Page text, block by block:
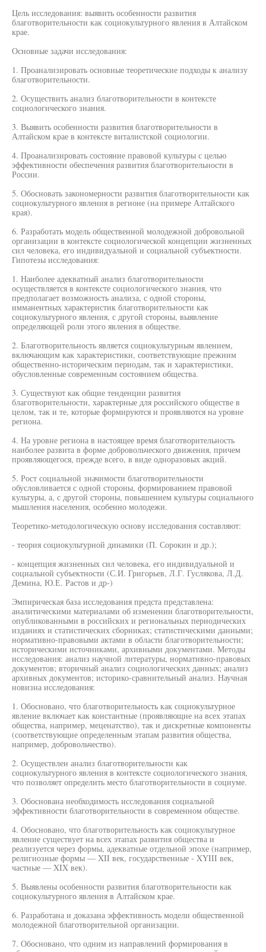
Цель исследования: выявить особенности развития
благотворительности как социокультурного явления в Алтайском
крае.
Основные задачи исследования:
1. Проанализировать основные теоретические подходы к анализу
благотворительности.
2. Осуществить анализ благотворительности в контексте
социологического знания.
3. Выявить особенности развития благотворительности в
Алтайском крае в контексте виталистской социологии.
4. Проанализировать состояние правовой культуры с целью
эффективности обеспечения развития благотворительности в
России.
5. Обосновать закономерности развития благотворительности как
социокультурного явления в регионе (на примере Алтайского
края).
6. Разработать модель общественной молодежной добровольной
организации в контексте социологической концепции жизненных
сил человека, его индивидуальной и социальной субъектности.
Гипотезы исследования:
1. Наиболее адекватный анализ благотворительности
осуществляется в контексте социологического знания, что
предполагает возможность анализа, с одной стороны,
имманентных характеристик благотворительности как
социокультурного явления, с другой стороны, выявление
определяющей роли этого явления в обществе.
2. Благотворительность является социокультурным явлением,
включающим как характеристики, соответствующие прежним
общественно-историческим периодам, так и характеристики,
обусловленные современным состоянием общества.
3. Существуют как общие тенденции развития
благотворительности, характерные для российского обществе в
целом, так и те, которые формируются и проявляются на уровне
региона.
4. На уровне региона в настоящее время благотворительность
наиболее развита в форме добровольческого движения, причем
проявляющегося, прежде всего, в виде одноразовых акций.
5. Рост социальной значимости благотворительности
обусловливается с одной стороны, формированием правовой
культуры, а, с другой стороны, повышением культуры социального
мышления населения, особенно молодежи.
Теоретико-методологическую основу исследования составляют:
- теория социокультурной динамики (П. Сорокин и др.);
- концепция жизненных сил человека, его индивидуальной и
социальной субъектности (С.И. Григорьев, Л.Г. Гуслякова, Л.Д.
Демина, Ю.Е. Растов и др-)
Эмпирическая база исследования предста представлена:
аналитическими материалами об изменении благотворительности,
опубликованными в российских и региональных периодических
изданиях и статистических сборниках; статистическими данными;
нормативно-правовыми актами в области благотворительности;
историческими источниками, архивными документами. Методы
исследования: анализ научной литературы, нормативно-правовых
документов; вторичный анализ социологических данных; анализ
архивных документов; историко-сравнительный анализ. Научная
новизна исследования:
1. Обосновано, что благотворительность как социокультурное
явление включает как константные (проявляющие на всех этапах
общества, например, меценатство), так и дискретные компоненты
(соответствующие определенным этапам развития общества,
например, добровольчество).
2. Осуществлен анализ благотворительности как
социокультурного явления в контексте социологического знания,
что позволяет определить место благотворительности в социуме.
3. Обоснована необходимость исследования социальной
эффективности благотворительности в современном обществе.
4. Обосновано, что благотворительность как социокультурное
явление существует на всех этапах развития общества и
реализуется через формы, адекватные отдельной эпохе (например,
религиозные формы — XII век, государственные - XYIII век,
частные — XIX век).
5. Выявлены особенности развития благотворительности как
социокультурного явления в Алтайском крае.
6. Разработана и доказана эффективность модели общественной
молодежной благотворительной организации.
7. Обосновано, что одним из направлений формирования в